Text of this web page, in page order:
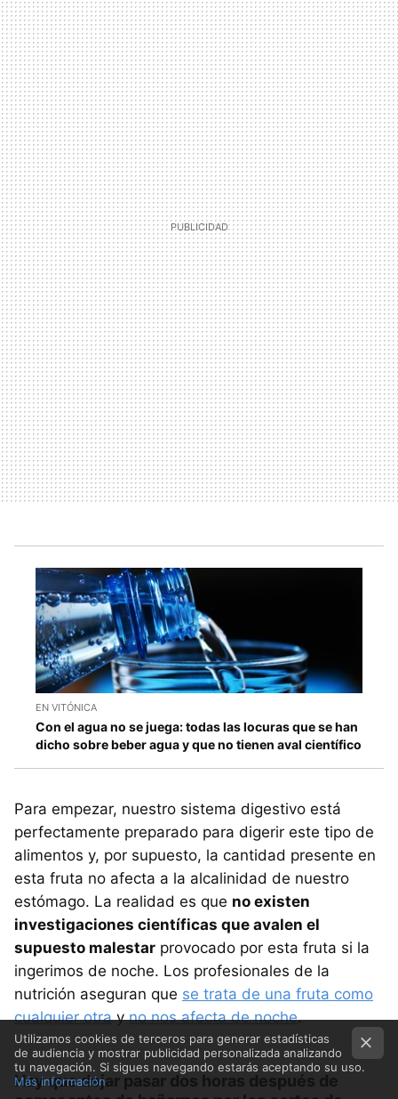
EN VITÓNICA
Con el agua no se juega: todas las locuras que se han
dicho sobre beber agua y que no tienen aval científico
Para empezar, nuestro sistema digestivo está
perfectamente preparado para digerir este tipo de
alimentos y, por supuesto, la cantidad presente en
esta fruta no afecta a la alcalinidad de nuestro
estómago. La realidad es que no existen
investigaciones científicas que avalen el
supuesto malestar provocado por esta fruta si la
ingerimos de noche. Los profesionales de la
nutrición aseguran que se trata de una fruta como
cualquier otrayno nos afecta de noche.
Hay que dejar pasar dos horas después de
Utilizamos cookies de terceros para generar estadísticas
de audiencia y mostrar publicidad personalizada analizando
tu navegación. Si sigues navegando estarás aceptando su uso.
Más información